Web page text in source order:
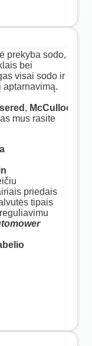
prekyba sodo,
bei
visai sodo ir
aptarnavimą.
, McCulloch
mus rasite
priedais
tipais